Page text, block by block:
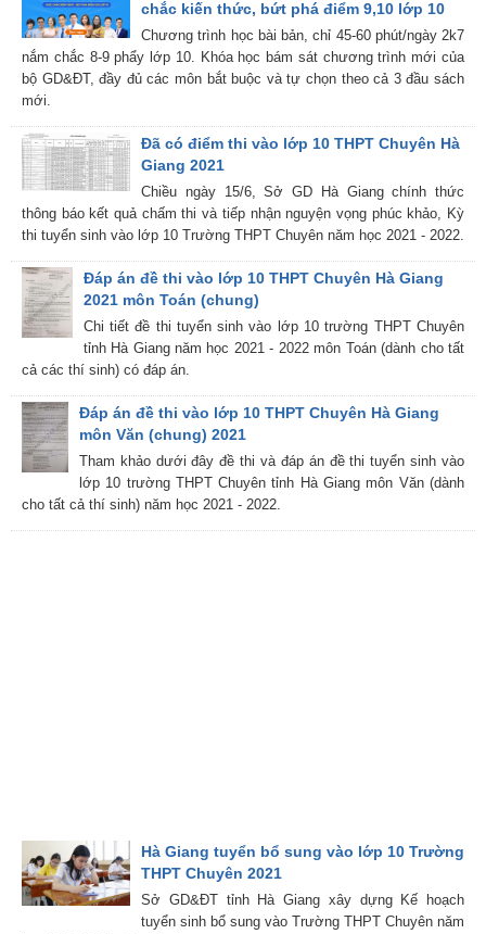
chắc kiến thức, bứt phá điểm 9,10 lớp 10
Chương trình học bài bản, chỉ 45-60 phút/ngày 2k7
nắm chắc 8-9 phẩy lớp 10. Khóa học bám sát chương trình mới của
bộ GD&ĐT, đầy đủ các môn bắt buộc và tự chọn theo cả 3 đầu sách
mới.
Đã có điểm thi vào lớp 10 THPT Chuyên Hà
Giang 2021
Chiều ngày 15/6, Sở GD Hà Giang chính thức
thông báo kết quả chấm thi và tiếp nhận nguyện vọng phúc khảo, Kỳ
thi tuyển sinh vào lớp 10 Trường THPT Chuyên năm học 2021 - 2022.
Đáp án đề thi vào lớp 10 THPT Chuyên Hà Giang
2021 môn Toán (chung)
Chi tiết đề thi tuyển sinh vào lớp 10 trường THPT Chuyên
tỉnh Hà Giang năm học 2021 - 2022 môn Toán (dành cho tất
cả các thí sinh) có đáp án.
Đáp án đề thi vào lớp 10 THPT Chuyên Hà Giang
môn Văn (chung) 2021
Tham khảo dưới đây đề thi và đáp án đề thi tuyển sinh vào
lớp 10 trường THPT Chuyên tỉnh Hà Giang môn Văn (dành
cho tất cả thí sinh) năm học 2021 - 2022.
Hà Giang tuyển bổ sung vào lớp 10 Trường
THPT Chuyên 2021
Sở GD&ĐT tỉnh Hà Giang xây dựng Kế hoạch
tuyển sinh bổ sung vào Trường THPT Chuyên năm